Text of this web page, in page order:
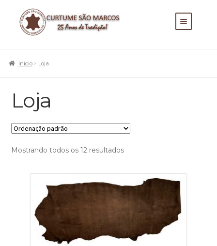
Início Loja
Loja
Mostrando todos os 12 resultados